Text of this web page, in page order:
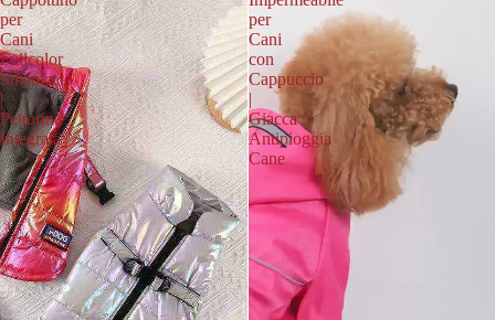
per
Cani
Fullcolor
Smanicato
|
Pettorina
Integrata
per
Cani
con
Cappuccio
|
Giacca
Antipioggia
Cane